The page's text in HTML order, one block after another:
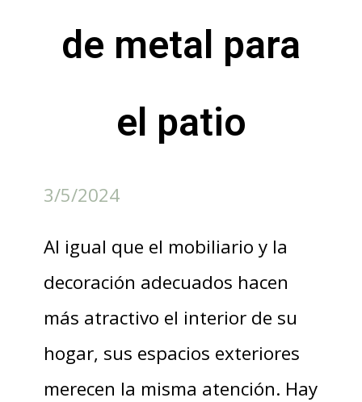
de metal para
el patio
3/5/2024
Al igual que el mobiliario y la
decoración adecuados hacen
más atractivo el interior de su
hogar, sus espacios exteriores
merecen la misma atención. Hay